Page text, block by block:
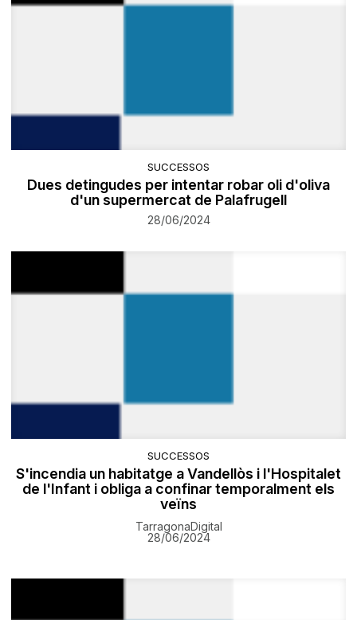
SUCCESSOS
Dues detingudes per intentar robar oli d'oliva
d'un supermercat de Palafrugell
28/06/2024
SUCCESSOS
S'incendia un habitatge a Vandellòs i l'Hospitalet
de l'Infant i obliga a confinar temporalment els
veïns
TarragonaDigital
28/06/2024